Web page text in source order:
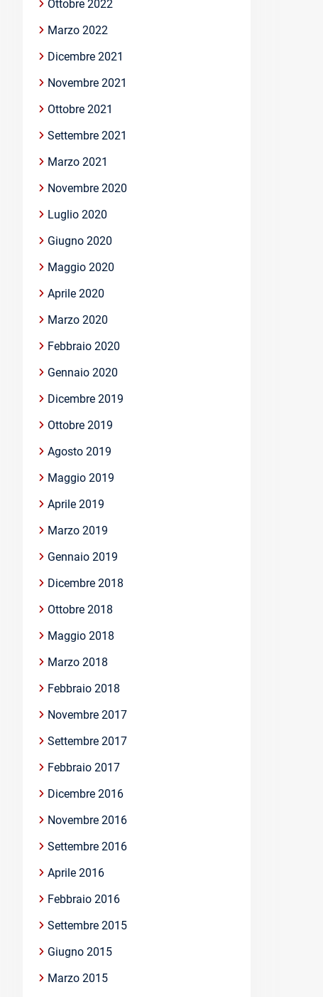
Ottobre 2022
Marzo 2022
Dicembre 2021
Novembre 2021
Ottobre 2021
Settembre 2021
Marzo 2021
Novembre 2020
Luglio 2020
Giugno 2020
Maggio 2020
Aprile 2020
Marzo 2020
Febbraio 2020
Gennaio 2020
Dicembre 2019
Ottobre 2019
Agosto 2019
Maggio 2019
Aprile 2019
Marzo 2019
Gennaio 2019
Dicembre 2018
Ottobre 2018
Maggio 2018
Marzo 2018
Febbraio 2018
Novembre 2017
Settembre 2017
Febbraio 2017
Dicembre 2016
Novembre 2016
Settembre 2016
Aprile 2016
Febbraio 2016
Settembre 2015
Giugno 2015
Marzo 2015